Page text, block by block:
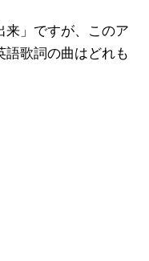
来」ですが、このア
語歌詞の曲はどれも